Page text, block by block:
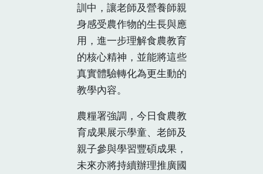
訓中，讓老師及營養師親
身感受農作物的生長與應
用，進一步理解食農教育
的核心精神，並能將這些
真實體驗轉化為更生動的
教學內容。
農糧署強調，今日食農教
育成果展示學童、老師及
親子參與學習豐碩成果，
未來亦將持續辦理推廣國